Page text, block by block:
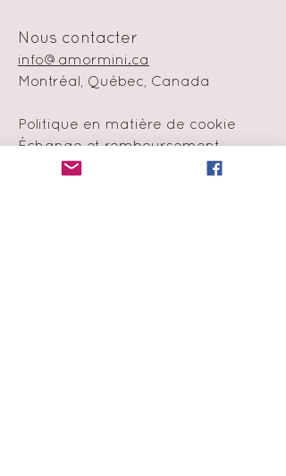
Nous contacter
info@amormini.ca
Montréal, Québec, Canada
Politique en matière de cookie
Échange et remboursement